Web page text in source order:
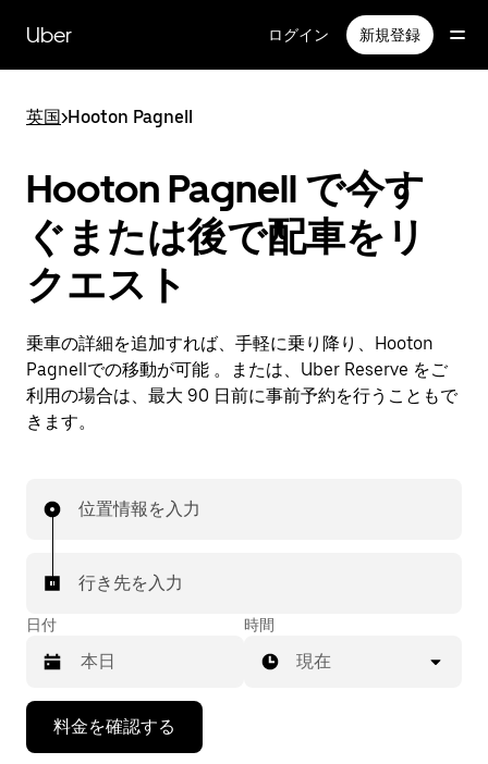
Uber ログイン 新規登録
英国>Hooton Pagnell
Hooton Pagnell で今す
ぐまたは後で配車をリ
クエスト
乗車の詳細を追加すれば、手軽に乗り降り、Hooton
Pagnellでの移動が可能 。または、Uber Reserve をご
利用の場合は、最大 90 日前に事前予約を行うこともで
きます。
位置情報を入力
行き先を入力
日付 時間
現在
料金を確認する